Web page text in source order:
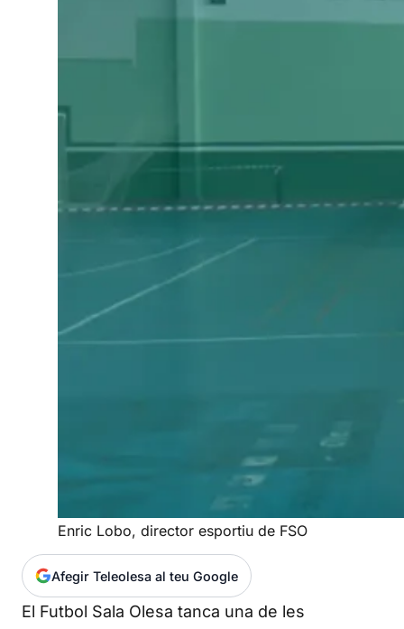
Enric Lobo, director esportiu de FSO
Afegir Teleolesa al teu Google
El Futbol Sala Olesa tanca una de les